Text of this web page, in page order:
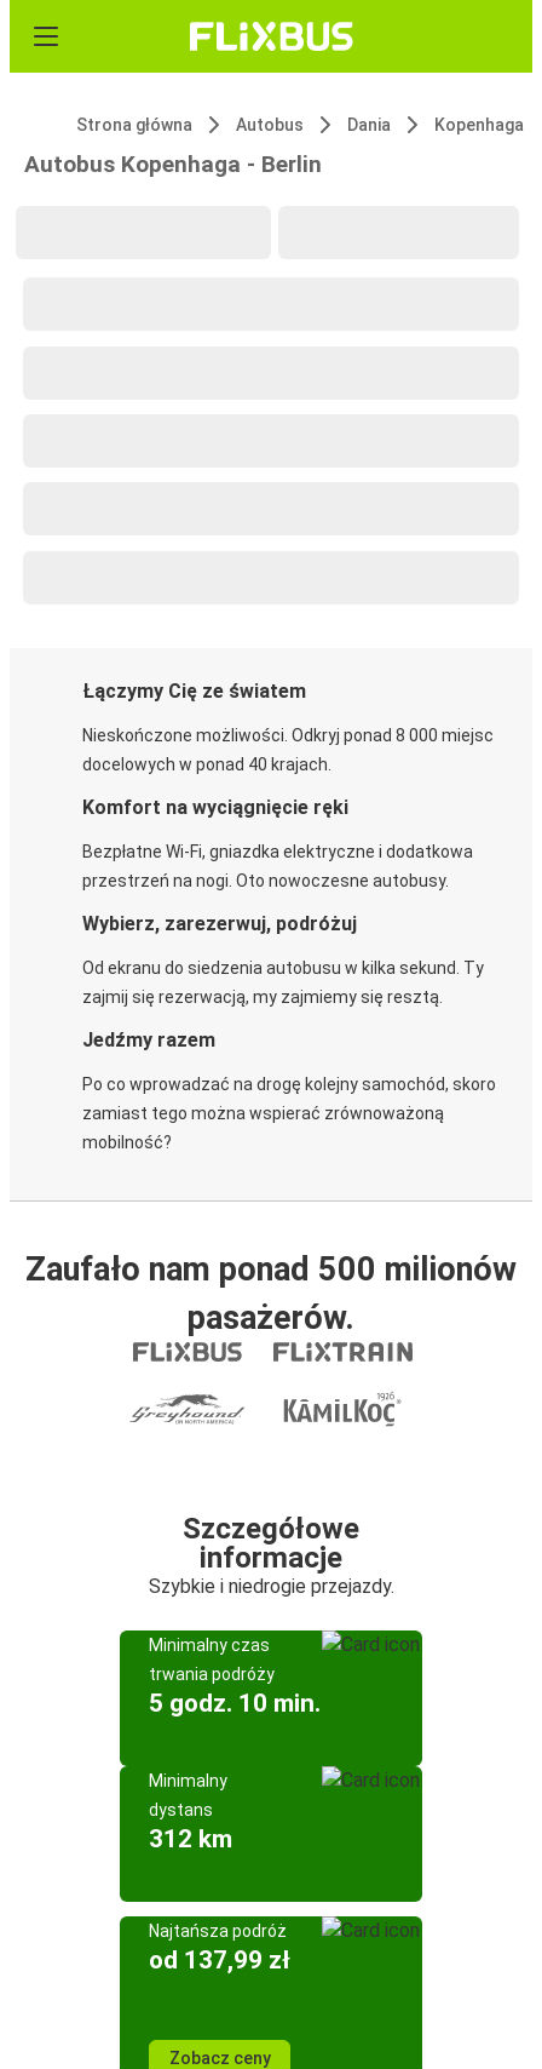
Strona główna Autobus Dania Kopenhaga
Autobus Kopenhaga - Berlin
Łączymy Cię ze światem
Nieskończone możliwości. Odkryj ponad 8 000 miejsc
docelowych w ponad 40 krajach.
Komfort na wyciągnięcie ręki
Bezpłatne Wi-Fi, gniazdka elektryczne i dodatkowa
przestrzeń na nogi. Oto nowoczesne autobusy.
Wybierz, zarezerwuj, podróżuj
Od ekranu do siedzenia autobusu w kilka sekund. Ty
zajmij się rezerwacją, my zajmiemy się resztą.
Jedźmy razem
Po co wprowadzać na drogę kolejny samochód, skoro
zamiast tego można wspierać zrównoważoną
mobilność?
Zaufało nam ponad 500 milionów
pasażerów.
Szczegółowe
informacje
Szybkie i niedrogie przejazdy.
Minimalny czas
trwania podróży
5 godz. 10 min.
Minimalny
dystans
312 km
Najtańsza podróż
od 137,99 zł
Zobacz ceny